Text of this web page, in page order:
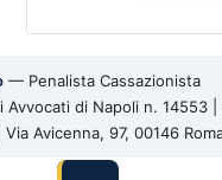
— Penalista Cassazionista
di Napoli n. 14553
Avicenna, 97, 00146